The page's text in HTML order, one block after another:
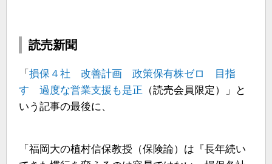
読売新聞
「 損保４社 改善計画 政策保有株ゼロ 目指
す 過度な営業支援も是正 （読売会員限定）」と
いう記事の最後に、
「福岡大の植村信保教授（保険論）は『長年続い